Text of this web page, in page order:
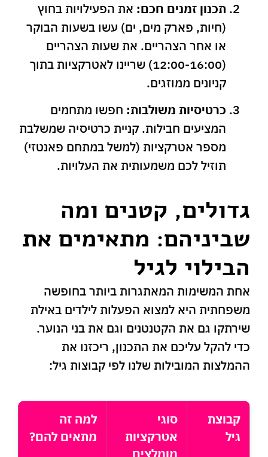
תכנון זמנים חכם: את הפעילויות בחוץ
(חיות, פארק מים, ים) עשו בשעות הבוקר
או אחר הצהריים. את שעות הצהריים
(12:00-16:00) שריינו לאטרקציות בתוך
קניונים ממוזגים.
כרטיסיות משולבות: חפשו מתחמים
המציעים חבילות. קניית כרטיסיה שמשלבת
מספר אטרקציות (למשל במתחם פאנטזי)
תוזיל לכם משמעותית את העלויות.
גדולים, קטנים ומה
שביניהם: מתאימים את
הבילוי לגיל
אחת המשימות המאתגרות ביותר בחופשה
משפחתית היא למצוא הפעלות לילדים באילת
שירתקו גם את הקטנטנים וגם את בני הנוער.
כדי להקל עליכם את התכנון, ריכזנו את
ההמלצות המובילות שלנו לפי קבוצות גיל:
קבוצת
גיל
סוגי
אטרקציות
מומלצים
למה זה
מתאים להם?